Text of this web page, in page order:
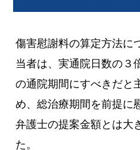
傷害慰謝料の算定方法に
当者は、実通院日数の３
の通院期間にすべきだと
め、総治療期間を前提に
弁護士の提案金額とは大
た。